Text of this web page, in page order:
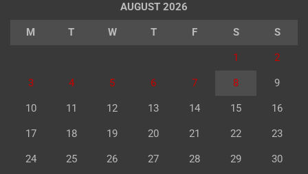
AUGUST 2026
M T W T F S S
1 2
3 4 5 6 7 8 9
10 11 12 13 14 15 16
17 18 19 20 21 22 23
24 25 26 27 28 29 30